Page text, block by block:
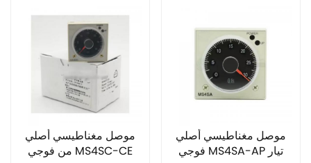
موصل مغناطيسي أصلي
من فوجي MS4SC-CE
موصل مغناطيسي أصلي
فوجي MS4SA-AP تيار